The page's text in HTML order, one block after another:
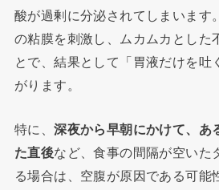
酸が過剰に分泌されてしまいます
の粘膜を刺激し、ムカムカとした
とで、結果として「胃液だけを吐
がります。
特に、深夜から早朝にかけて、あ
た直後など、食事の間隔が空いた
る場合は、空腹が原因である可能